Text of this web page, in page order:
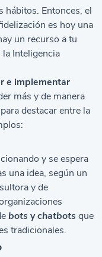
hábitos. Entonces, el
es hoy una
un recurso a tu
la Inteligencia
e implementar
más y de manera
destacar entre la
y se espera
una idea, según un
y de
bots ychatbots que
tradicionales.